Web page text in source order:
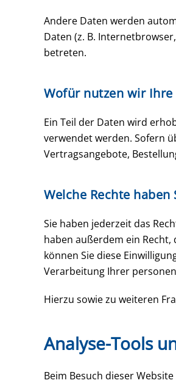
Andere Daten werden
Daten (z. B.
betreten.
Wofür nutzen wir Ihre
Ein Teil der Daten wird
verwendet werden. Sofern
Vertragsangebote,
Welche Rechte
Sie haben jederzeit das
haben außerdem ein
können Sie diese
Verarbeitung Ihrer
Hierzu sowie zu weiteren
Analyse-Tools
Beim Besuch dieser